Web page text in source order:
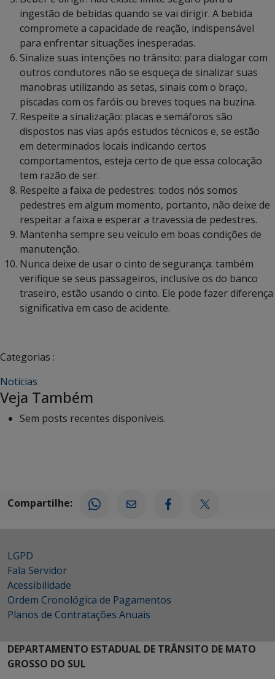
ingestão de bebidas quando se vai dirigir. A bebida
compromete a capacidade de reação, indispensável
para enfrentar situações inesperadas.
Sinalize suas intenções no trânsito: para dialogar com
outros condutores não se esqueça de sinalizar suas
manobras utilizando as setas, sinais com o braço,
piscadas com os faróis ou breves toques na buzina.
Respeite a sinalização: placas e semáforos são
dispostos nas vias após estudos técnicos e, se estão
em determinados locais indicando certos
comportamentos, esteja certo de que essa colocação
tem razão de ser.
Respeite a faixa de pedestres: todos nós somos
pedestres em algum momento, portanto, não deixe de
respeitar a faixa e esperar a travessia de pedestres.
Mantenha sempre seu veículo em boas condições de
manutenção.
Nunca deixe de usar o cinto de segurança: também
verifique se seus passageiros, inclusive os do banco
traseiro, estão usando o cinto. Ele pode fazer diferença
significativa em caso de acidente.
Categorias :
Notícias
Veja Também
Sem posts recentes disponíveis.
Compartilhe:
LGPD
Fala Servidor
Acessibilidade
Ordem Cronológica de Pagamentos
Planos de Contratações Anuais
DEPARTAMENTO ESTADUAL DE TRÂNSITO DE MATO
GROSSO DO SUL